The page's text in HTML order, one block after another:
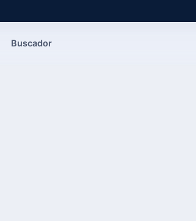
Buscador